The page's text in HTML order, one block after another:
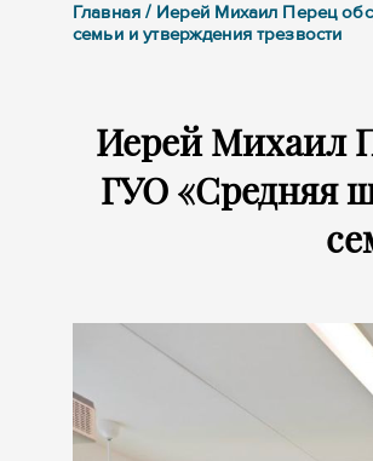
Главная / Иерей Михаил Перец
семьи и утверждения трезвости
Иерей Михаил
ГУО «Средняя